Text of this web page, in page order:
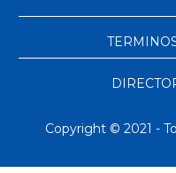
Copyright © 2021 -